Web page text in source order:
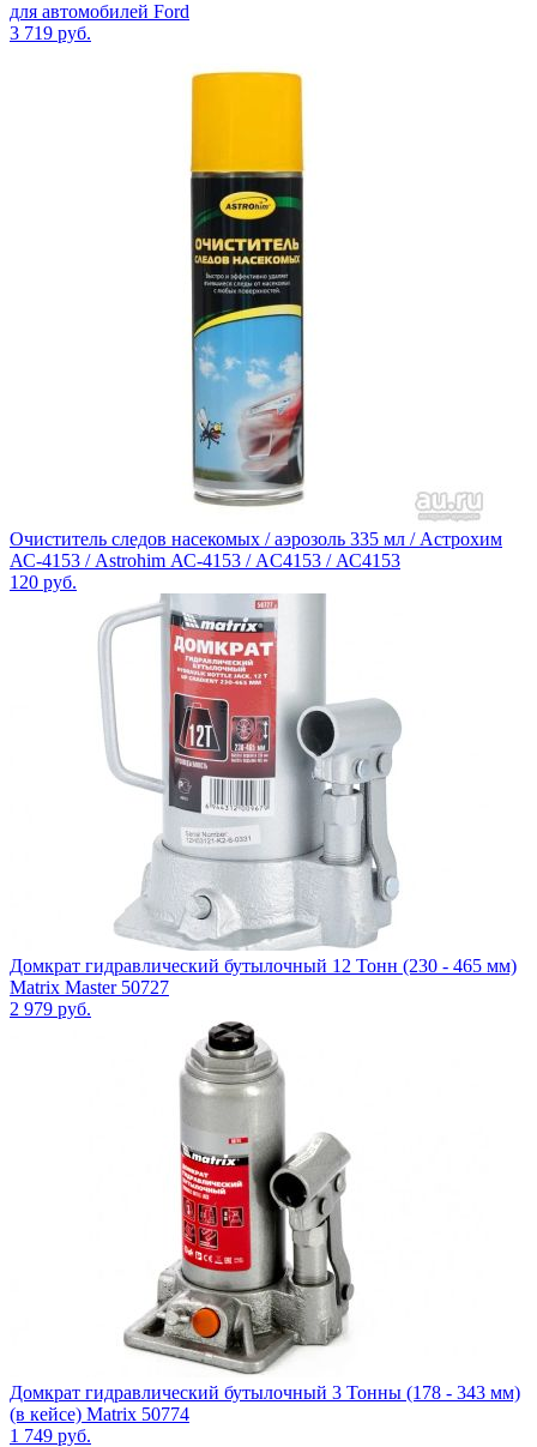
для автомобилей Ford
3 719 руб.
Очиститель следов насекомых / аэрозоль 335 мл / Астрохим
АС-4153 / Astrohim АС-4153 / AC4153 / АС4153
120 руб.
Домкрат гидравлический бутылочный 12 Тонн (230 - 465 мм)
Matrix Master 50727
2 979 руб.
Домкрат гидравлический бутылочный 3 Тонны (178 - 343 мм)
(в кейсе) Matrix 50774
1 749 руб.